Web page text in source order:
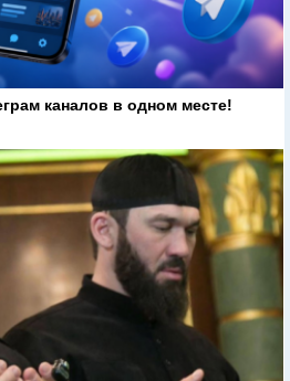
каналов в одном месте!